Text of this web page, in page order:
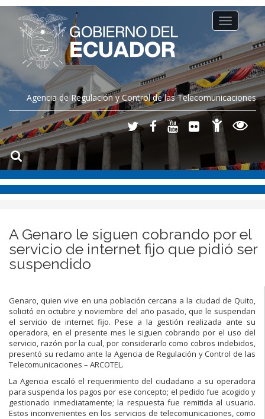
Agencia de Regulación y Control de las Telecomunicaciones
Toggle
navigation
A Genaro le siguen cobrando por el
servicio de internet fijo que pidió ser
suspendido
Genaro, quien vive en una población cercana a la ciudad de Quito,
solicitó en octubre y noviembre del año pasado, que le suspendan
el servicio de internet fijo. Pese a la gestión realizada ante su
operadora, en el presente mes le siguen cobrando por el uso del
servicio, razón por la cual, por considerarlo como cobros indebidos,
presentó su reclamo ante la Agencia de Regulación y Control de las
Telecomunicaciones – ARCOTEL.
La Agencia escaló el requerimiento del ciudadano a su operadora
para suspenda los pagos por ese concepto; el pedido fue acogido y
gestionado inmediatamente; la respuesta fue remitida al usuario.
Estos inconvenientes en los servicios de telecomunicaciones, como